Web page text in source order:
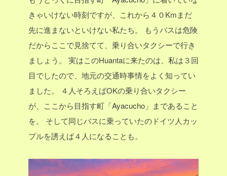
きゃいけない時刻ですが、これから４０Kmまだ
先に進まないといけない私たち。
もうバスは危険
だからここで見捨てて、乗り合いタクシーで行き
ましょう。
実はこのHuantaに来たのは、私は３回
目でしたので、地元の交通時事情をよく知ってい
ました。
４人そろえばOKの乗り合いタクシー
が、ここから目指す町「Ayacucho」まであること
を。
そして同じバスに乗っていたのドイツ人カッ
プルを誘えば４人になることも。